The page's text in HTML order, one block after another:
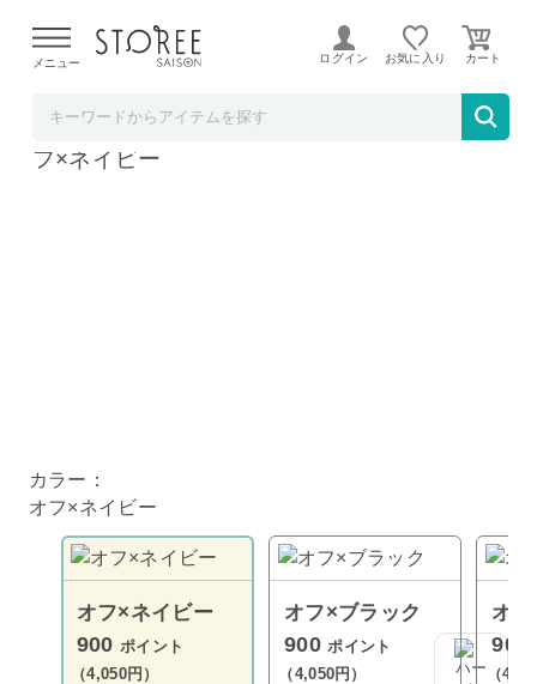
よる配送遅延が発生しております。
メニュー ログイン お気に入り
わずか17cm コンパクトミニ完全遮光日傘 オ
フ×ネイビー
カラー：
オフ×ネイビー
オフ×ネイビー
900ポイント
（4,050円）
オフ×ブラック
900ポイント
（4,050円）
オ
900
（